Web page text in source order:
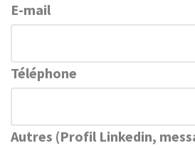
E-mail
Téléphone
Autres (Profil Linkedin,